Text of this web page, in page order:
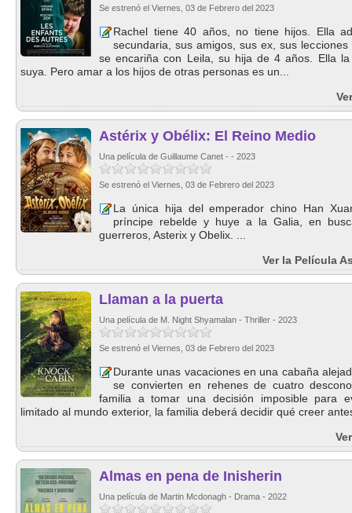
Se estrenó el Viernes, 03 de Febrero del 2023
Rachel tiene 40 años, no tiene hijos. Ella
secundaria, sus amigos, sus ex, sus
se encariña con Leila, su hija de 4 años. Ella
suya. Pero amar a los hijos de otras personas es un...
Astérix y Obélix: El Reino Medio
Una película de Guillaume Canet - - 2023
Se estrenó el Viernes, 03 de Febrero del 2023
La única hija del emperador chino Han
príncipe rebelde y huye a la Galia, en
guerreros, Asterix y Obelix. ...
Ver la Película
Llaman a la puerta
Una película de M. Night Shyamalan - Thriller - 2023
Se estrenó el Viernes, 03 de Febrero del 2023
Durante unas vacaciones en una cabaña
se convierten en rehenes de cuatro
familia a tomar una decisión imposible para
limitado al mundo exterior, la familia deberá decidir qué creer
Almas en pena de Inisherin
Una película de Martin Mcdonagh - Drama - 2022